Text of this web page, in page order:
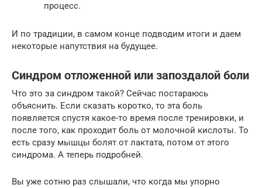
процесс.
И по традиции, в самом конце подводим итоги и даем
некоторые напутствия на будущее.
Синдром отложенной или запоздалой боли
Что это за синдром такой? Сейчас постараюсь
объяснить. Если сказать коротко, то эта боль
появляется спустя какое-то время после тренировки, и
после того, как проходит боль от молочной кислоты. То
есть сразу мышцы болят от лактата, потом от этого
синдрома. А теперь подробней.
Вы уже сотню раз слышали, что когда мы упорно